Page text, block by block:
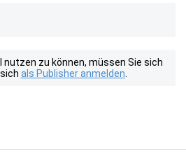
zu können, müssen Sie sich
als Publisher anmelden